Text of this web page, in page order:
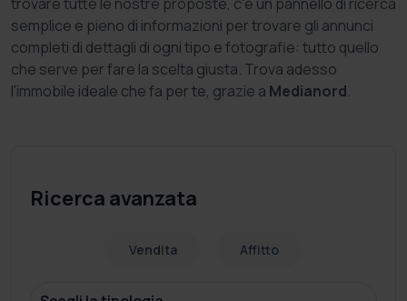
semplice e pieno di informazioni per trovare gli annunci
completi di dettagli di ogni tipo e fotografie: tutto quello
che serve per fare la scelta giusta. Trova adesso
l'immobile ideale che fa per te, grazie a Medianord.
Ricerca avanzata
Vendita Affitto